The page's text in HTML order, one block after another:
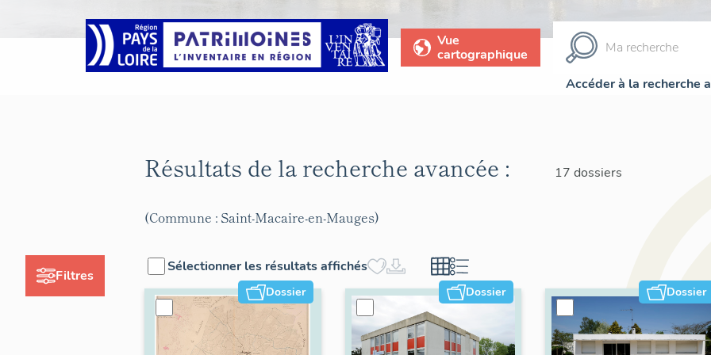
Vue
cartographique
Accéder à la recherche
Filtres
Résultats de la recherche avancée : 17 dossiers
(Commune : Saint-Macaire-en-Mauges)
Sélectionner les résultats affichés
Dossier Dossier Dossier